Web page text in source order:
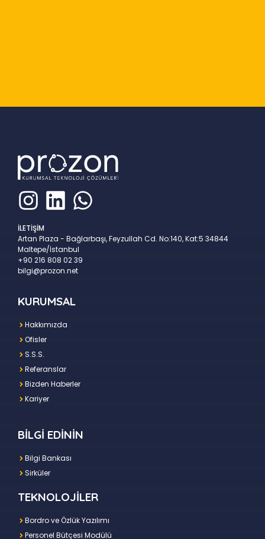
İLETİŞİM
Artan Plaza - Bağlarbaşı, Feyzullah Cd. No:140, Kat:5 34844
Maltepe/İstanbul
+90 216 808 02 39
bilgi@prozon.net
KURUMSAL
Hakkımızda
Ofisler
S.S.S.
Referanslar
Bizden Haberler
Kariyer
BİLGİ EDİNİN
Bilgi Bankası
Sirküler
TEKNOLOJİLER
Bordro ve Özlük Yazılımı
Personel Bütçesi Modülü